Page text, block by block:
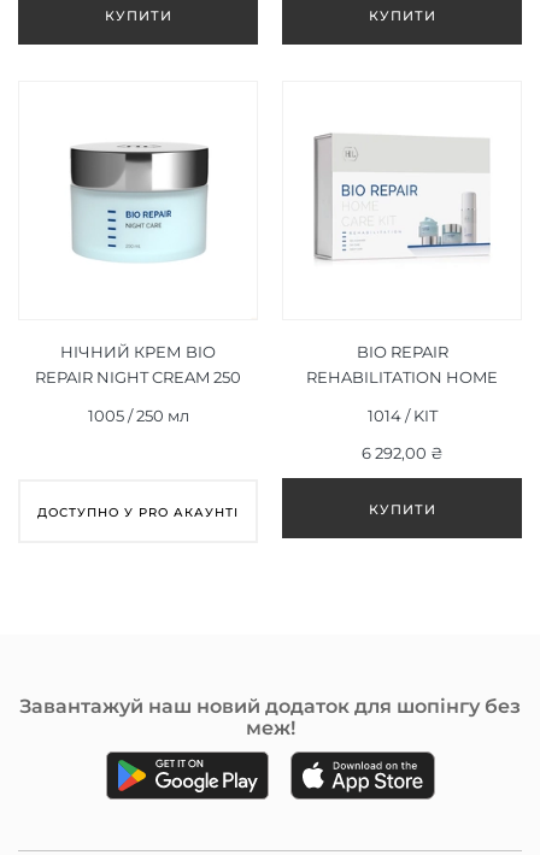
НІЧНИЙ КРЕМ BIO
REPAIR NIGHT CREAM 250
1005 / 250 мл
ДОСТУПНО У PRO АКАУНТІ
BIO REPAIR
REHABILITATION HOME
1014 / KIT
6 292,00 ₴
Завантажуй наш новий додаток для шопінгу без
меж!